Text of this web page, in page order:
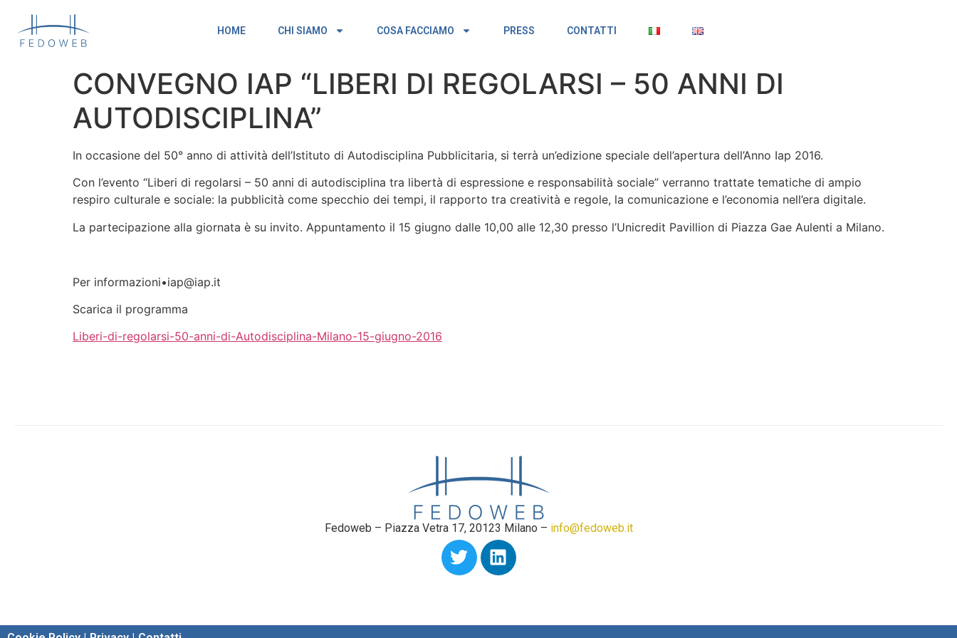
HOME CHI SIAMO COSA FACCIAMO PRESS CONTATTI
CONVEGNO IAP “LIBERI DI REGOLARSI – 50 ANNI DI
AUTODISCIPLINA”
In occasione del 50° anno di attività dell’Istituto di Autodisciplina Pubblicitaria, si terrà un’edizione speciale dell’apertura dell’Anno Iap 2016.
Con l’evento “Liberi di regolarsi – 50 anni di autodisciplina tra libertà di espressione e responsabilità sociale” verranno trattate tematiche di ampio
respiro culturale e sociale: la pubblicità come specchio dei tempi, il rapporto tra creatività e regole, la comunicazione e l’economia nell’era digitale.
La partecipazione alla giornata è su invito. Appuntamento il 15 giugno dalle 10,00 alle 12,30 presso l’Unicredit Pavillion di Piazza Gae Aulenti a Milano.
Per informazioni•iap@iap.it
Scarica il programma
Liberi-di-regolarsi-50-anni-di-Autodisciplina-Milano-15-giugno-2016
Fedoweb – Piazza Vetra 17, 20123 Milano – info@fedoweb.it